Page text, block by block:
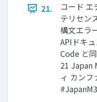
21.
コード
テリセン
構文エラ
APIドキ
Code と
21 Japan
ィ カンフ